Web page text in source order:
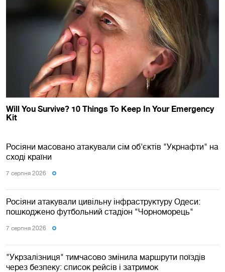
Росіяни масовано атакували сім об'єктів "Укрнафти" на
сході країни
7 серпня 2026
Росіяни атакували цивільну інфраструктуру Одеси:
пошкоджено футбольний стадіон "Чорноморець"
7 серпня 2026
"Укрзалізниця" тимчасово змінила маршрути поїздів
через безпеку: список рейсів і затримок